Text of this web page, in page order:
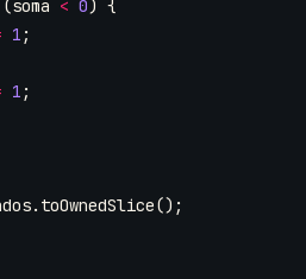
(soma < 0 ) {
1 ;
1 ;
. toOwnedSlice();